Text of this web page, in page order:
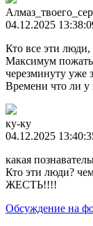
04.12.2025
Кто все эти люди,
Максимум пожать
черезминуту уже
Времени что ли у
ку-ку
04.12.2025
какая
Кто эти люди?
ЖЕСТЬ!!!!
Обсуждение на